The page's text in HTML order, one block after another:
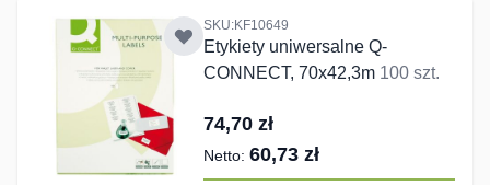
SKU:KF10649
Etykiety uniwersalne Q-
CONNECT, 70x42,3m 100 szt.
74,70 zł
60,73 zł